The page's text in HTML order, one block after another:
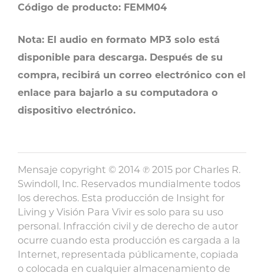
Código de producto: FEMM04
Nota: El audio en formato MP3 solo está
disponible para descarga. Después de su
compra, recibirá un correo electrónico con el
enlace para bajarlo a su computadora o
dispositivo electrónico.
Mensaje copyright © 2014 ℗ 2015 por Charles R.
Swindoll, Inc. Reservados mundialmente todos
los derechos. Esta producción de Insight for
Living y Visión Para Vivir es solo para su uso
personal. Infracción civil y de derecho de autor
ocurre cuando esta producción es cargada a la
Internet, representada públicamente, copiada
o colocada en cualquier almacenamiento de